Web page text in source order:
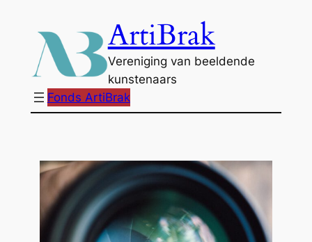
inhoud
ArtiBrak
Vereniging van beeldende
kunstenaars
Fonds ArtiBrak